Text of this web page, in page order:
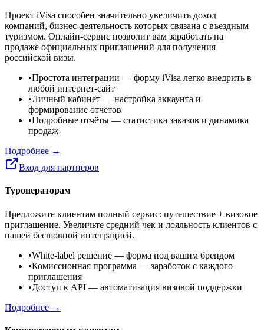
Проект iVisa способен значительно увеличить доход
компаний, бизнес-деятельность которых связана с въездным
туризмом. Онлайн-сервис позволит вам заработать на
продаже официальных приглашений для получения
российской визы.
•Простота интеграции — форму iVisa легко внедрить в
любой интернет-сайт
•Личный кабинет — настройка аккаунта и
формирование отчётов
•Подробные отчёты — статистика заказов и динамика
продаж
Подробнее →
Вход для партнёров
Туроператорам
Предложите клиентам полный сервис: путешествие + визовое
приглашение. Увеличьте средний чек и лояльность клиентов с
нашей бесшовной интеграцией.
•White-label решение — форма под вашим брендом
•Комиссионная программа — заработок с каждого
приглашения
•Доступ к API — автоматизация визовой поддержки
Подробнее →